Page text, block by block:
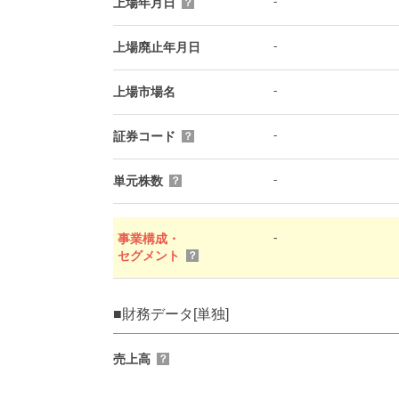
上場年月日 ？
上場廃止年月日 -
上場市場名 -
証券コード ？ -
単元株数 ？ -
事業構成・
セグメント
？
-
■財務データ[単独]
売上高 ？